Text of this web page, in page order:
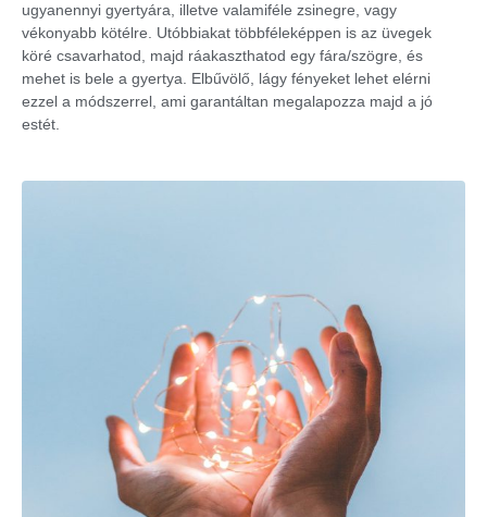
ugyanennyi gyertyára, illetve valamiféle zsinegre, vagy
vékonyabb kötélre. Utóbbiakat többféleképpen is az üvegek
köré csavarhatod, majd ráakaszthatod egy fára/szögre, és
mehet is bele a gyertya. Elbűvölő, lágy fényeket lehet elérni
ezzel a módszerrel, ami garantáltan megalapozza majd a jó
estét.